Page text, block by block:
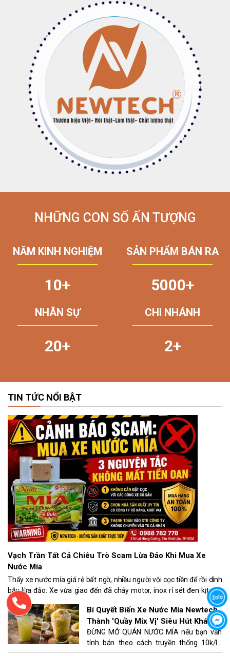
NHỮNG CON SỐ ẤN TƯỢNG
NĂM KINH NGHIỆM
10+
SẢN PHẨM BÁN RA
5000+
NHÂN SỰ
20+
CHI NHÁNH
2+
TIN TỨC NỔI BẬT
Vạch Trần Tất Cả Chiêu Trò Scam Lừa Đảo Khi Mua Xe
Nước Mía
Thấy xe nước mía giá rẻ bất ngờ, nhiều người vội cọc tiền để rồi dính
bẫy lừa đảo: Xe vừa giao đến đã cháy motor, inox rỉ sét đen kịt, gọi
bảo hành thì bị chặn số! Làm sao để bảo vệ đồng tiền xương máu của
bạn? Hãy thuộc lòng 3 NGUYÊN TẮC PHÒNG CHÓNG LỪA ĐẢO: Mua
máy KHÔNG CẦN ĐẶT CỌC, chọn nhà sản xuất CÓ XUẤT HÓA ĐƠN
VAT và chỉ THANH TOÁN VÀO STK CÔNG TY. Xem ngay bài viết...
Bí Quyết Biến Xe Nước Mía Newtech
Thành 'Quầy Mix Vị' Siêu Hút Khách
ĐỪNG MỞ QUÁN NƯỚC MÍA nếu bạn vẫn
tính bán theo cách truyền thống 10k/ly!
90% các quán nước mía đóng cửa sau 3